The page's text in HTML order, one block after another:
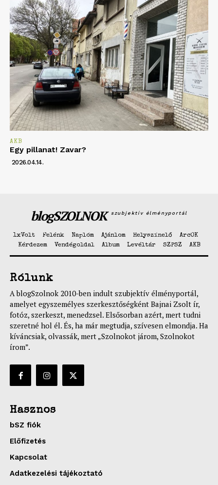
AKB
Egy pillanat! Zavar?
2026.04.14.
blogSZOLNOK szubjektív élményportál
1xVolt Felénk Naplóm Ajánlom Helyszínelő
ArcOK
Kérdezem
Vendégoldal Album Levéltár SZPSZ AKB
Rólunk
A blogSzolnok 2010-ben indult szubjektív élményportál,
amelyet egyszemélyes szerkesztőségként Bajnai Zsolt ír,
fotóz, szerkeszt, menedzsel. Elsősorban azért, mert tudni
szeretné hol él. És, ha már megtudja, szívesen elmondja. Ha
kíváncsiak, olvassák, mert „Szolnokot járom, Szolnokot
írom”.
Hasznos
bSZ fiók
Előfizetés
Kapcsolat
Adatkezelési tájékoztató